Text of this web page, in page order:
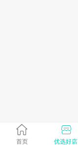
首页 优选好店